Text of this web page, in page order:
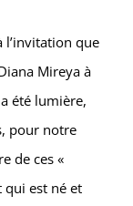
l’invitation que
Mireya à
été lumière,
pour notre
de ces «
qui est né et